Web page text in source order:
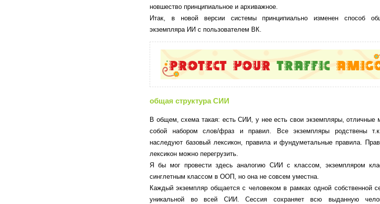
новшество принципиальное и архиважное.
Итак, в новой версии системы принципиально изменен способ
экземпляра ИИ с пользователем ВК.
общая структура СИИ
В общем, схема такая: есть СИИ, у нее есть свои экземпляры, отличные
собой набором слов/фраз и правил. Все экземпляры родствены
наследуют базовый лексикон, правила и фундуметальные правила.
лексикон можно перегрузить.
Я бы мог провести здесь аналогию СИИ с классом, экземпляром
синглетным классом в ООП, но она не совсем уместна.
Каждый экземпляр общается с человеком в рамках одной собственной
уникальной во всей СИИ. Сессия сохраняет всю выданную